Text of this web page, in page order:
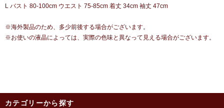
L バスト 80-100cm ウエスト 75-85cm 着丈 34cm 袖丈 47cm
※海外製品のため、多少前後する場合がございます。
※お使いの液晶によっては、実際の色味と異なって見える場合がございます。
カテゴリーから探す